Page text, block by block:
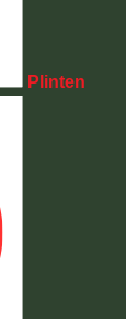
Plinten